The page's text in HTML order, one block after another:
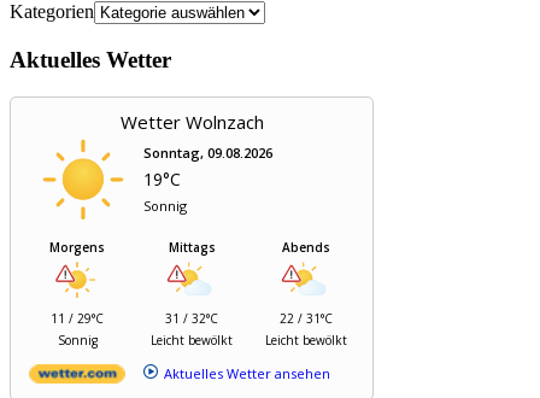
Kategorien
Aktuelles Wetter
Wetter Wolnzach
Sonntag, 09.08.2026
19°C
Sonnig
Morgens
11 / 29°C
Sonnig
Mittags
31 / 32°C
Leicht bewölkt
Abends
22 / 31°C
Leicht bewölkt
Aktuelles Wetter ansehen